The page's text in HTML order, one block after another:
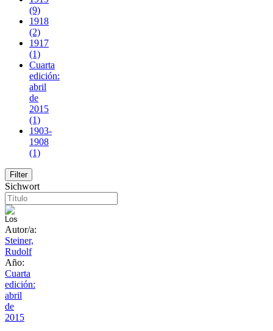
(9)
1918
(2)
1917
(1)
Cuarta
edición:
abril
de
2015
(1)
1903-
1908
(1)
Sichwort
Autor/a:
Steiner,
Rudolf
Año:
Cuarta
edición:
abril
de
2015